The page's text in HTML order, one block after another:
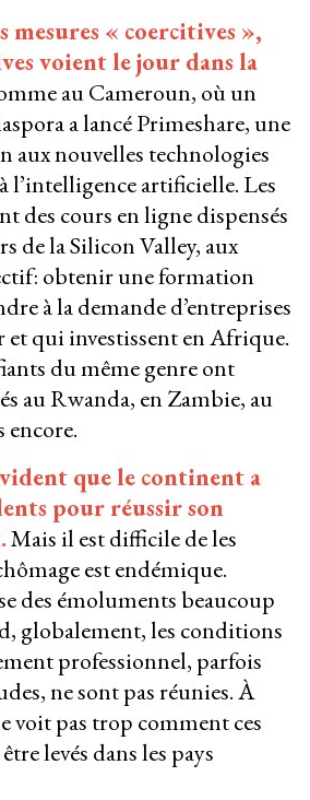
mesures « coercitives »,
voient le jour dans la
au Cameroun, où un
a lancé Primeshare, une
aux nouvelles technologies
l’intelligence artificielle. Les
des cours en ligne dispensés
de la Silicon Valley, aux
obtenir une formation
à la demande d’entreprises
et qui investissent en Afrique.
du même genre ont
au Rwanda, en Zambie, au
encore.
que le continent a
pour réussir son
Mais il est difficile de les
est endémique.
des émoluments beaucoup
globalement, les conditions
professionnel, parfois
ne sont pas réunies. À
voit pas trop comment ces
levés dans les pays